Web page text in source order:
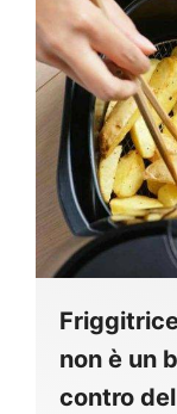
non è un
contro